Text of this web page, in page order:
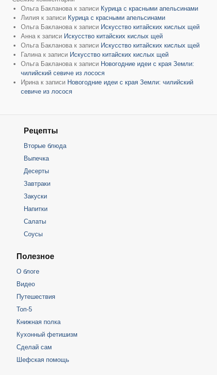
Ольга Бакланова к записи Курица с красными апельсинами
Лилия к записи Курица с красными апельсинами
Ольга Бакланова к записи Искусство китайских кислых щей
Анна к записи Искусство китайских кислых щей
Ольга Бакланова к записи Искусство китайских кислых щей
Галина к записи Искусство китайских кислых щей
Ольга Бакланова к записи Новогодние идеи с края Земли:
чилийский севиче из лосося
Ирина к записи Новогодние идеи с края Земли: чилийский
севиче из лосося
Рецепты
Вторые блюда
Выпечка
Десерты
Завтраки
Закуски
Напитки
Салаты
Соусы
Полезное
О блоге
Видео
Путешествия
Топ-5
Книжная полка
Кухонный фетишизм
Сделай сам
Шефская помощь